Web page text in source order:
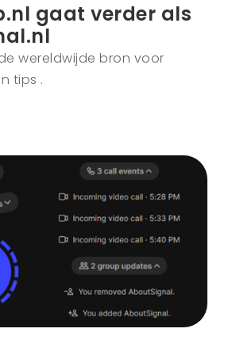
gaat verder als
wereldwijde bron voor
tips .